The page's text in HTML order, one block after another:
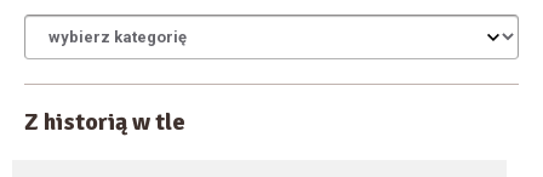
Z historią w tle